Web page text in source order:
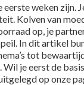
eerste weken zijn.
Kolven van
op, je
In dit artikel
tot
je eerst de
op onze